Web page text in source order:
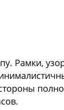
Рамки,